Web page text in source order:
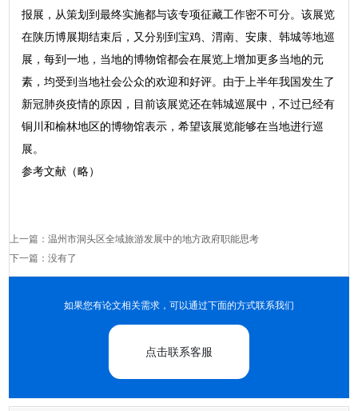
报展，从策划到最终实施都与该专项征藏工作密不可分。该展览
在陕历博展期结束后，又分别到宝鸡、渭南、安康、韩城等地巡
展，每到一地，当地的博物馆都会在展览上增加更多当地的元
素，均受到当地社会公众的欢迎和好评。由于上半年我国发生了
新冠肺炎疫情的原因，目前该展览还在韩城巡展中，不过已经有
铜川和榆林地区的博物馆表示，希望该展览能够在当地进行巡
展。
参考文献（略）
上一篇：温州市洞头区全域旅游发展中的地方政府职能思考
下一篇：没有了
如果您有论文相关需求，可以通过下面的方式联系我们
点击联系客服